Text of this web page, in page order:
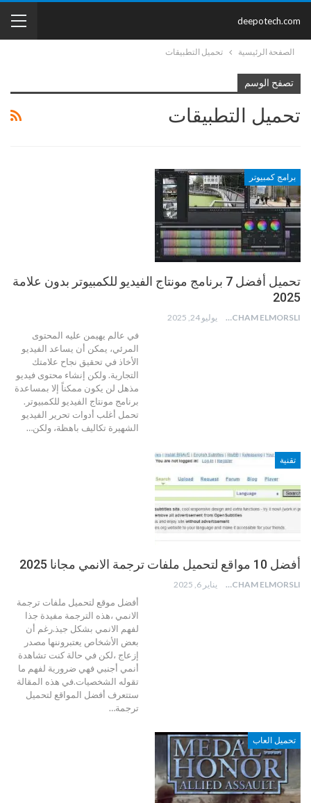
deepotech.com
الصفحة الرئيسية تحميل التطبيقات
تصفح الوسم
تحميل التطبيقات
برامج كمبيوتر
تحميل أفضل 7 برنامج مونتاج الفيديو للكمبيوتر بدون علامة
2025
HICHAM ELMORSLI يوليو 24, 2025
في عالم يهيمن عليه المحتوى
المرئي، يمكن أن يساعد الفيديو
الأخاذ في تحقيق نجاح علامتك
التجارية. ولكن إنشاء محتوى فيديو
مذهل لن يكون ممكناً إلا بمساعدة
برنامج مونتاج الفيديو للكمبيوتر.
تحمل أغلب أدوات تحرير الفيديو
الشهيرة تكاليف باهظة، ولكن…
تقنية
أفضل 10 مواقع لتحميل ملفات ترجمة الانمي مجانا 2025
HICHAM ELMORSLI يناير 6, 2025
أفضل موقع لتحميل ملفات ترجمة
الانمي ،هذه الترجمة مفيدة جذا
لفهم الانمي بشكل جيذ.رغم أن
بعض الأشخاص يعتبروننها مصدر
إزعاج ،لكن في حالة كنت تشاهدة
أنمي أجنبي فهي ضرورية لفهم ما
تقوله الشخصيات.في هذه المقالة
ستتعرف أفضل المواقع لتحميل
ترجمة…
تحميل العاب